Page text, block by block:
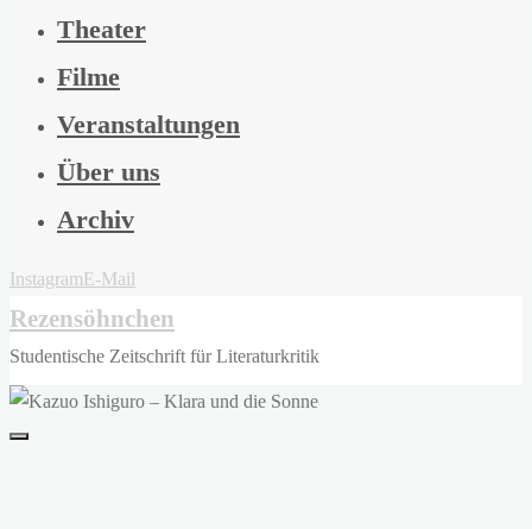
Theater
Filme
Veranstaltungen
Über uns
Archiv
InstagramE-Mail
Rezensöhnchen
Studentische Zeitschrift für Literaturkritik